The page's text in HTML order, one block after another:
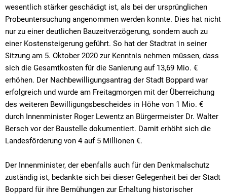
wesentlich stärker geschädigt ist, als bei der ursprünglichen
Probeuntersuchung angenommen werden konnte. Dies hat nicht
nur zu einer deutlichen Bauzeitverzögerung, sondern auch zu
einer Kostensteigerung geführt. So hat der Stadtrat in seiner
Sitzung am 5. Oktober 2020 zur Kenntnis nehmen müssen, dass
sich die Gesamtkosten für die Sanierung auf 13,69 Mio. €
erhöhen. Der Nachbewilligungsantrag der Stadt Boppard war
erfolgreich und wurde am Freitagmorgen mit der Überreichung
des weiteren Bewilligungsbescheides in Höhe von 1 Mio. €
durch Innenminister Roger Lewentz an Bürgermeister Dr. Walter
Bersch vor der Baustelle dokumentiert. Damit erhöht sich die
Landesförderung von 4 auf 5 Millionen €.
Der Innenminister, der ebenfalls auch für den Denkmalschutz
zuständig ist, bedankte sich bei dieser Gelegenheit bei der Stadt
Boppard für ihre Bemühungen zur Erhaltung historischer